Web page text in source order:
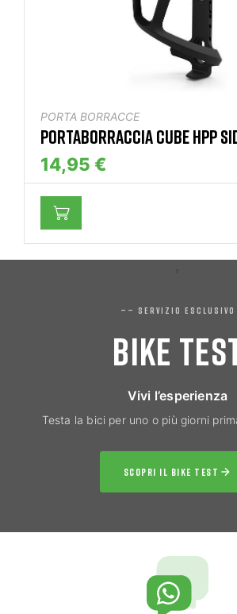
PORTA BORRACCE
PORTABORRACCIA CUBE HPP
14,95 €
—— SERVIZIO ESCLUSIVO
BIKE
Vivi l’esperienza
Testa la bici per uno o più giorni
SCOPRI IL BIKE TEST